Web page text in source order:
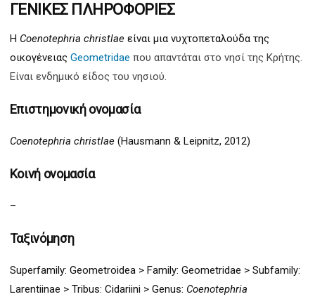
ΓΕΝΙΚΕΣ ΠΛΗΡΟΦΟΡΙΕΣ
Η Coenotephria christlae είναι μια νυχτοπεταλούδα της
οικογένειας Geometridae που απαντάται στο νησί της Κρήτης.
Είναι ενδημικό είδος του νησιού.
Επιστημονική ονομασία
Coenotephria christlae(Hausmann & Leipnitz, 2012)
Κοινή ονομασία
–
Ταξινόμηση
Superfamily: Geometroidea > Family: Geometridae > Subfamily:
Larentiinae > Tribus: Cidariini > Genus: Coenotephria